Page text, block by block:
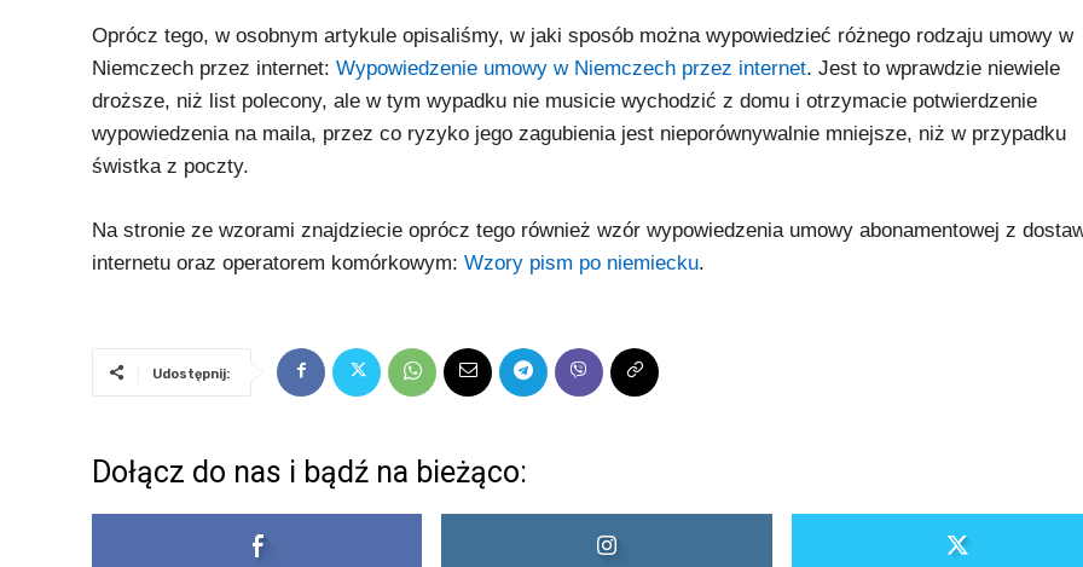
Oprócz tego, w osobnym artykule opisaliśmy, w jaki sposób można wypowiedzieć różnego rodzaju umowy w
Niemczech przez internet: Wypowiedzenie umowy w Niemczech przez internet. Jest to wprawdzie niewiele
droższe, niż list polecony, ale w tym wypadku nie musicie wychodzić z domu i otrzymacie potwierdzenie
wypowiedzenia na maila, przez co ryzyko jego zagubienia jest nieporównywalnie mniejsze, niż w przypadku
świstka z poczty.
Na stronie ze wzorami znajdziecie oprócz tego również wzór wypowiedzenia umowy abonamentowej z
internetu oraz operatorem komórkowym: Wzory pism po niemiecku.
Udostępnij:
Dołącz do nas i bądź na bieżąco: